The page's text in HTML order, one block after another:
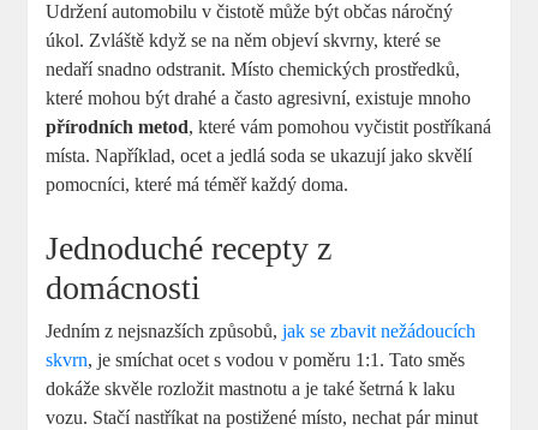
Udržení automobilu v čistotě může být občas náročný
úkol. Zvláště když se na něm objeví skvrny, které se
nedaří snadno odstranit. Místo chemických prostředků,
které mohou být drahé a často agresivní, existuje mnoho
přírodních metod, které vám pomohou vyčistit postříkaná
místa. Například, ocet a jedlá soda se ukazují jako skvělí
pomocníci, které má téměř každý doma.
Jednoduché recepty z
domácnosti
Jedním z nejsnazších způsobů,jak se zbavit nežádoucích
skvrn, je smíchat ocet s vodou v poměru 1:1. Tato směs
dokáže skvěle rozložit mastnotu a je také šetrná k laku
vozu. Stačí nastříkat na postižené místo, nechat pár minut